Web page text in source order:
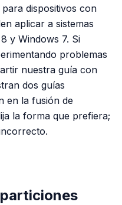
dispositivos con
aplicar a sistemas
y Windows 7. Si
problemas
nuestra guía con
dos guías
en la fusión de
la forma que prefiera;